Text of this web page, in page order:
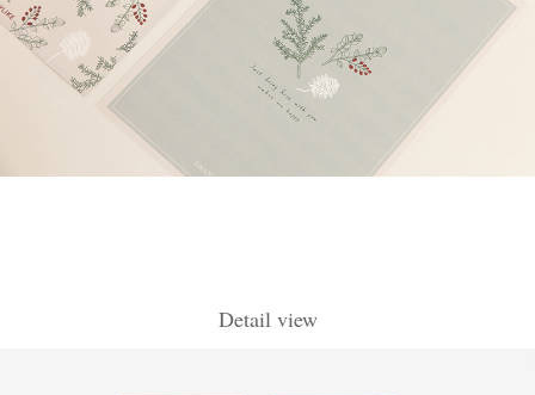
Detail view